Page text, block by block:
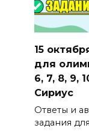
15
для
6, 7, 8, 9,
Сириус
Ответы и
задания